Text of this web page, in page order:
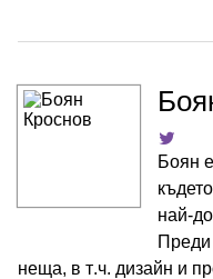
Боян
най-
Преди
неща, в т.ч. дизайн и